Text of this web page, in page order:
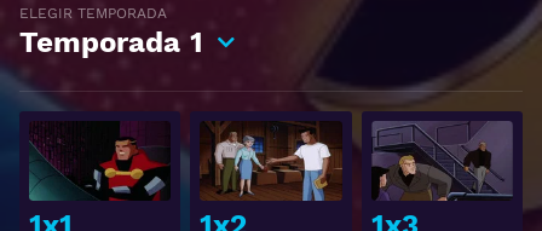
ELEGIR TEMPORADA
Temporada 1
Ver Ver